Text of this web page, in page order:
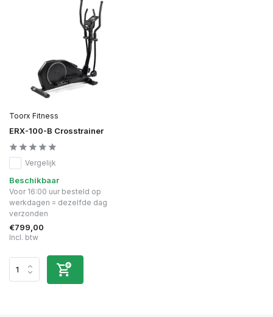
Toorx Fitness
ERX-100-B Crosstrainer
Vergelijk
Beschikbaar
Voor 16:00 uur besteld op
werkdagen = dezelfde dag
verzonden
€799,00
Incl. btw